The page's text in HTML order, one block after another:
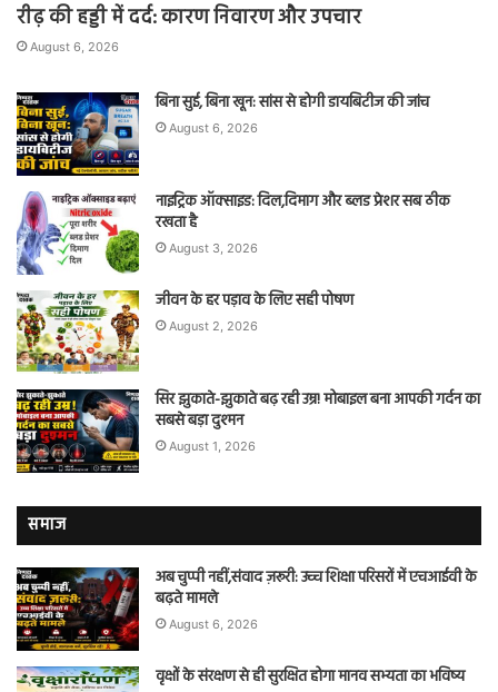
रीढ़ की हड्डी में दर्द: कारण निवारण और उपचार
August 6, 2026
बिना सुई, बिना खून: सांस से होगी डायबिटीज की जांच
August 6, 2026
नाइट्रिक ऑक्साइड: दिल,दिमाग और ब्लड प्रेशर सब ठीक
रखता है
August 3, 2026
जीवन के हर पड़ाव के लिए सही पोषण
August 2, 2026
सिर झुकाते-झुकाते बढ़ रही उम्र! मोबाइल बना आपकी गर्दन का
सबसे बड़ा दुश्मन
August 1, 2026
समाज
अब चुप्पी नहीं,संवाद ज़रूरी: उच्च शिक्षा परिसरों में एचआईवी के
बढ़ते मामले
August 6, 2026
वृक्षों के संरक्षण से ही सुरक्षित होगा मानव सभ्यता का भविष्य